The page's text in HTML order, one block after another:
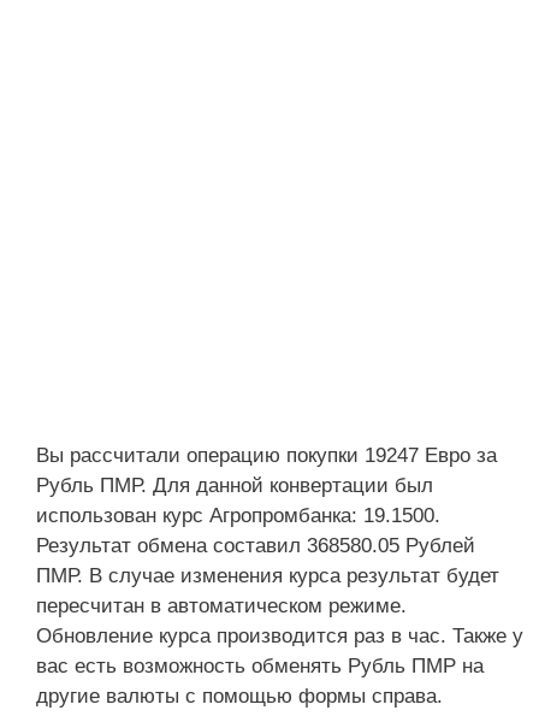
Вы рассчитали операцию покупки 19247 Евро за
Рубль ПМР. Для данной конвертации был
использован курс Агропромбанка: 19.1500.
Результат обмена составил 368580.05 Рублей
ПМР. В случае изменения курса результат будет
пересчитан в автоматическом режиме.
Обновление курса производится раз в час. Также у
вас есть возможность обменять Рубль ПМР на
другие валюты с помощью формы справа.